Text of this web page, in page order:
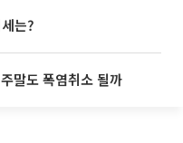
는?
말도 폭염취소 될까